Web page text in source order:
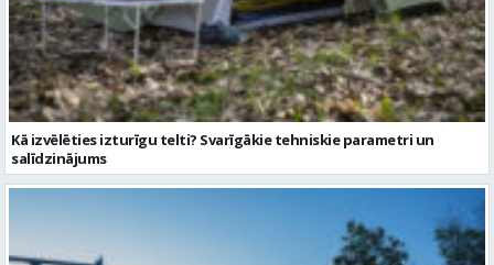
Kā izvēlēties izturīgu telti? Svarīgākie tehniskie parametri un
salīdzinājums